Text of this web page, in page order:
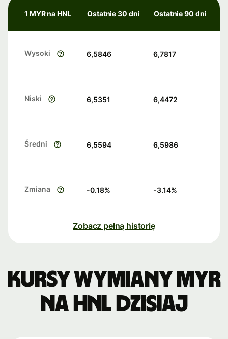
1 MYR na HNL Ostatnie 30 dni Ostatnie 90 dni
Wysoki 6,5846 6,7817
Niski 6,5351 6,4472
Średni 6,5594 6,5986
Zmiana -0.18% -3.14%
Zobacz pełną historię
Kursy wymiany MYR
na HNL dzisiaj